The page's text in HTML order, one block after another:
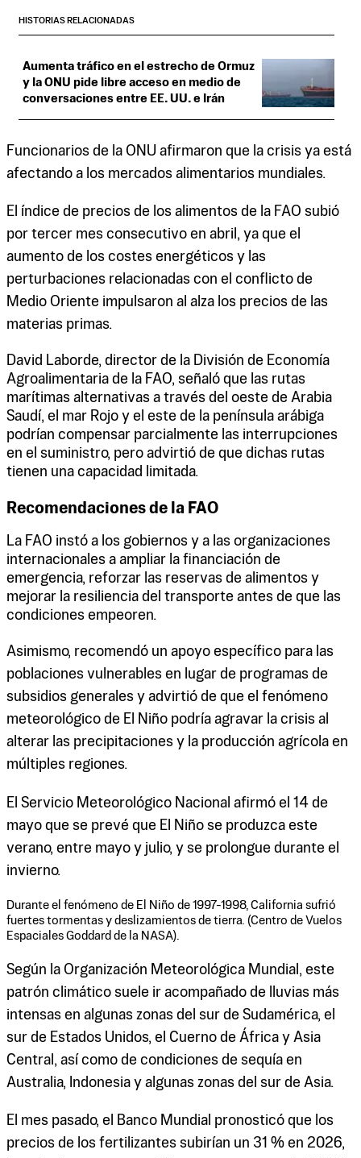
HISTORIAS RELACIONADAS
Aumenta tráfico en el estrecho de Ormuz
y la ONU pide libre acceso en medio de
conversaciones entre EE. UU. e Irán
Funcionarios de la ONU afirmaron que la crisis ya está
afectando a los mercados alimentarios mundiales.
El índice de precios de los alimentos de la FAO subió
por tercer mes consecutivo en abril, ya que el
aumento de los costes energéticos y las
perturbaciones relacionadas con el conflicto de
Medio Oriente impulsaron al alza los precios de las
materias primas.
David Laborde, director de la División de Economía
Agroalimentaria de la FAO, señaló que las rutas
marítimas alternativas a través del oeste de Arabia
Saudí, el mar Rojo y el este de la península arábiga
podrían compensar parcialmente las interrupciones
en el suministro, pero advirtió de que dichas rutas
tienen una capacidad limitada.
Recomendaciones de la FAO
La FAO instó a los gobiernos y a las organizaciones
internacionales a ampliar la financiación de
emergencia, reforzar las reservas de alimentos y
mejorar la resiliencia del transporte antes de que las
condiciones empeoren.
Asimismo, recomendó un apoyo específico para las
poblaciones vulnerables en lugar de programas de
subsidios generales y advirtió de que el fenómeno
meteorológico de El Niño podría agravar la crisis al
alterar las precipitaciones y la producción agrícola en
múltiples regiones.
El Servicio Meteorológico Nacional afirmó el 14 de
mayo que se prevé que El Niño se produzca este
verano, entre mayo y julio, y se prolongue durante el
invierno.
Durante el fenómeno de El Niño de 1997-1998, California sufrió
fuertes tormentas y deslizamientos de tierra. (Centro de Vuelos
Espaciales Goddard de la NASA).
Según la Organización Meteorológica Mundial, este
patrón climático suele ir acompañado de lluvias más
intensas en algunas zonas del sur de Sudamérica, el
sur de Estados Unidos, el Cuerno de África y Asia
Central, así como de condiciones de sequía en
Australia, Indonesia y algunas zonas del sur de Asia.
El mes pasado, el Banco Mundial pronosticó que los
precios de los fertilizantes subirían un 31 % en 2026,